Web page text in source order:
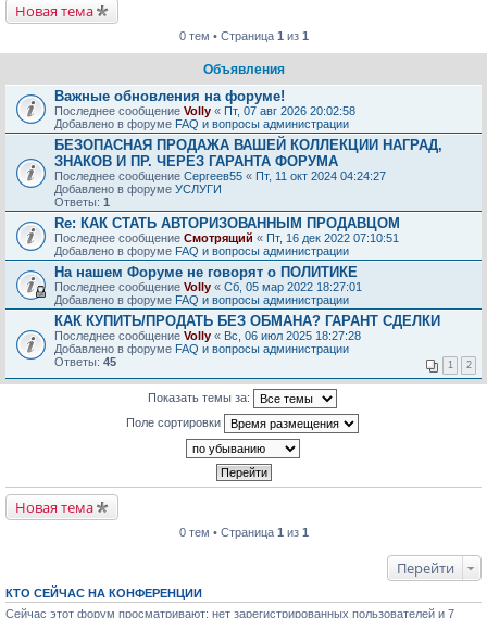
Новая тема
0 тем • Страница 1 из 1
Объявления
Важные обновления на форуме!
Последнее сообщение Volly « Пт, 07 авг 2026 20:02:58
Добавлено в форуме FAQ и вопросы администрации
БЕЗОПАСНАЯ ПРОДАЖА ВАШЕЙ КОЛЛЕКЦИИ НАГРАД,
ЗНАКОВ И ПР. ЧЕРЕЗ ГАРАНТА ФОРУМА
Последнее сообщение Сергеев55 « Пт, 11 окт 2024 04:24:27
Добавлено в форуме УСЛУГИ
Ответы: 1
Re: КАК СТАТЬ АВТОРИЗОВАННЫМ ПРОДАВЦОМ
Последнее сообщение Смотрящий « Пт, 16 дек 2022 07:10:51
Добавлено в форуме FAQ и вопросы администрации
На нашем Форуме не говорят о ПОЛИТИКЕ
Последнее сообщение Volly « Сб, 05 мар 2022 18:27:01
Добавлено в форуме FAQ и вопросы администрации
КАК КУПИТЬ/ПРОДАТЬ БЕЗ ОБМАНА? ГАРАНТ СДЕЛКИ
Последнее сообщение Volly « Вс, 06 июл 2025 18:27:28
Добавлено в форуме FAQ и вопросы администрации
Ответы: 45 1 2
Показать темы за:
Поле сортировки
Новая тема
0 тем • Страница 1 из 1
Перейти
КТО СЕЙЧАС НА КОНФЕРЕНЦИИ
Сейчас этот форум просматривают: нет зарегистрированных пользователей и 7